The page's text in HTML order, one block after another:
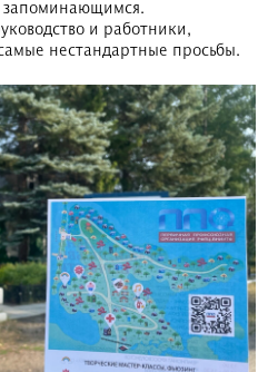
запоминающимся.
и работники,
нестандартные просьбы.